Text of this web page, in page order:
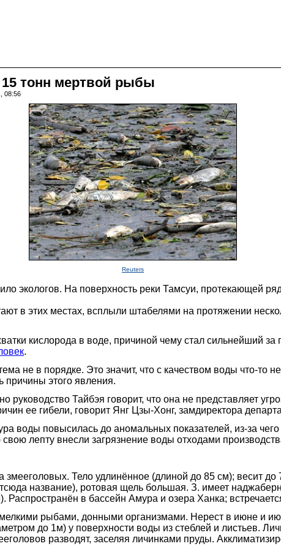
тонн мертвой рыбы
08:56
Reuters
экологов. На поверхность реки Тамсуи, протекающей
в этих местах, всплыли штабелями на протяжении
кислорода в воде, причиной чему стал сильнейший
.
не в порядке. Это значит, что с качеством воды что-то
причины этого явления.
Тайбэя говорит, что она не представляет
ее гибели, говорит Янг Цзы-Хонг, замдиректора
воды повысилась до аномальных показателей, из-за
лепту внесли загрязнение воды отходами
Тело удлинённое (длиной до 85 см); весит
название), ротовая щель большая. З. имеет
в бассейн Амура и озера Ханка;
рыбами, донными организмами. Нерест в июне и
до 1м) у поверхности воды из стеблей и листьев.
разводят, заселяя личинками пруды.